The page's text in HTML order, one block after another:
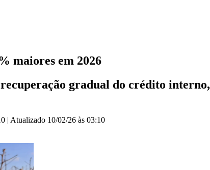
maiores em 2026
gradual do crédito
| Atualizado 10/02/26 às 03:10